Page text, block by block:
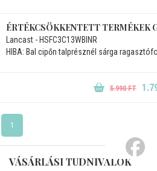
ÉRTÉKCSÖKKENTETT TERMÉKEK
Lancast - HSFC3C13WBINR
HIBA: Bal cipőn talprésznél sárga
5.990 FT
1
VÁSÁRLÁSI TUDNIVALÓK